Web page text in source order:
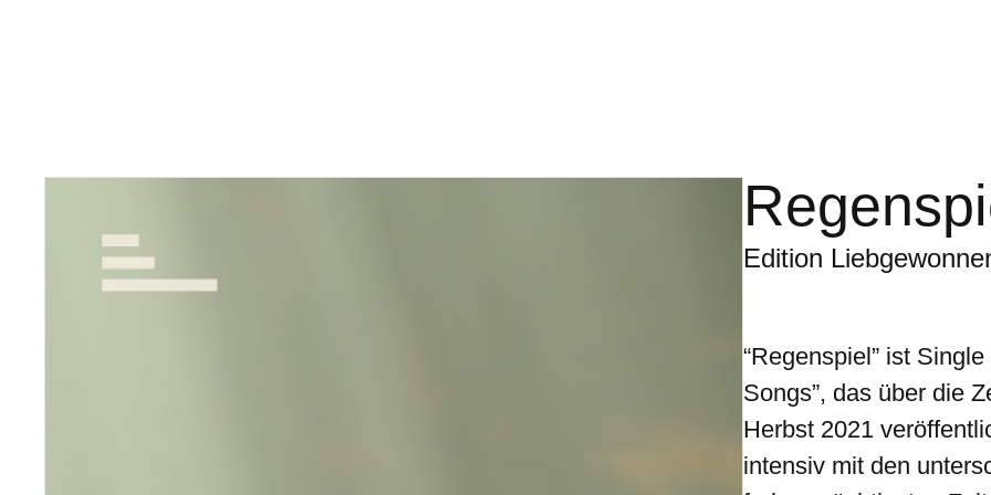
Edition
“Regenspiel” ist
Songs”, das über die
Herbst 2021
intensiv mit den